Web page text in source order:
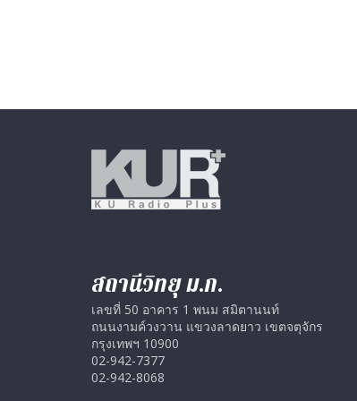
สถานีวิทยุ ม.ก.
เลขที่ 50 อาคาร 1 พนม สมิตานนท์
ถนนงามค์วงวาน แขวงลาดยาว เขตจตุจักร
กรุงเทพฯ 10900
02-942-7377
02-942-8068